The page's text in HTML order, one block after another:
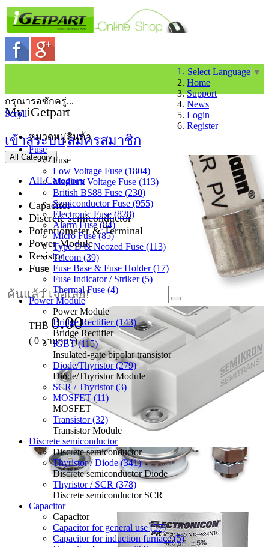
Select Language ▼
Home
Support
News
Login
Register
My iGetpart
เข้าสู่ระบบสมัครสมาชิก
All Category
All Category
Capacitor
Discrete semiconductor
Potentiometer & Terminal
Power Module
Resistor
Fuse
THB 0.00
( 0 รายการ)
กรุณารอซักครู่...
Scroll
หมวดหมู่สินค้า
Fuse
Fuse
Low Voltage Fuse (1804)
Medium Voltage Fuse (113)
British BS88 Fuse (230)
Semiconductor Fuse (955)
Electronic Fuse (828)
Alarm Fuse (84)
Micro Fuse (85)
Type D & Neozed Fuse (113)
Telcom (39)
Fuse Base & Fuse Holder (17)
Fuse Indicator / Striker (5)
Thermal Fuse (4)
Power Module
Power Module
Bridge Rectifier (143)
Bridge Rectifier
IGBT (115)
Insulated-gate bipolar transistor
Diode/Thyristor (279)
Diode/Thyristor Module
SCR / Thyristor (3)
MOSFET (11)
MOSFET
Transistor (32)
Transistor Module
Discrete semiconductor
Discrete semiconductor
Thyristor / Diode (341)
Discrete semiconductor Diode
Thyristor / SCR (378)
Discrete semiconductor SCR
Capacitor
Capacitor
Capacitor for general use (57)
Capacitor for induction furnace (5)